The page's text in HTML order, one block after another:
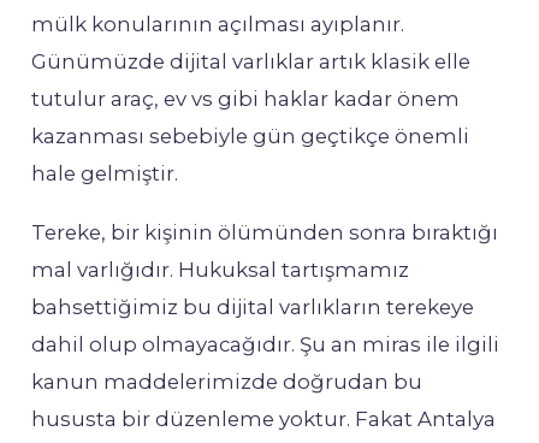
mülk konularının açılması ayıplanır.
Günümüzde dijital varlıklar artık klasik elle
tutulur araç, ev vs gibi haklar kadar önem
kazanması sebebiyle gün geçtikçe önemli
hale gelmiştir.
Tereke, bir kişinin ölümünden sonra bıraktığı
mal varlığıdır. Hukuksal tartışmamız
bahsettiğimiz bu dijital varlıkların terekeye
dahil olup olmayacağıdır. Şu an miras ile ilgili
kanun maddelerimizde doğrudan bu
hususta bir düzenleme yoktur. Fakat Antalya